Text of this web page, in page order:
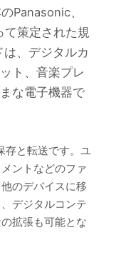
Panasonic、
策定された規
、デジタルカ
ト、音楽プレ
な電子機器で
存と転送です。ユ
ントなどのファ
のデバイスに移
デジタルコンテ
拡張も可能とな